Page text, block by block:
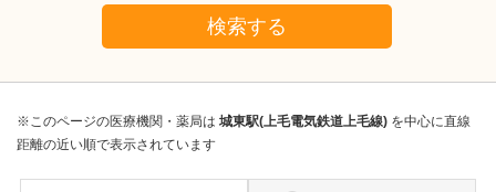
検索する
※このページの医療機関・薬局は 城東駅(上毛電気鉄道上毛線) を中心に直線
距離の近い順で表示されています